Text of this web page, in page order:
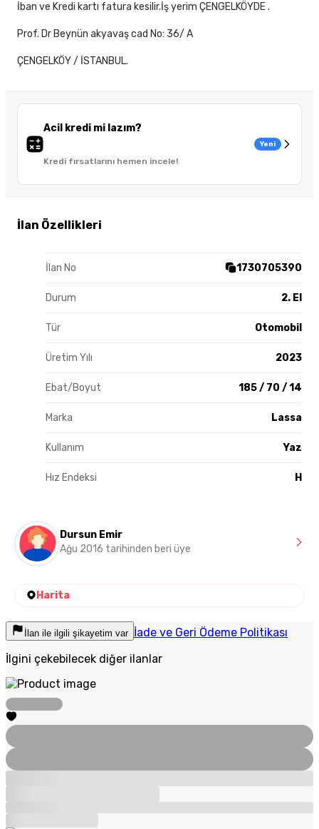
Acil kredi mi lazım?
Kredi fırsatlarını hemen incele!
Yeni
İlan Özellikleri
İlan No 1730705390
Durum 2. El
Tür Otomobil
Üretim Yılı 2023
Ebat/Boyut 185 / 70 / 14
Marka Lassa
Kullanım Yaz
Hız Endeksi H
İban ve Kredi kartı fatura kesilir.İş yerim ÇENGELKÖYDE .
Prof. Dr Beynün akyavaş cad No: 36/ A
ÇENGELKÖY / İSTANBUL.
Dursun Emir
Ağu 2016 tarihinden beri üye
Harita
İlan ile ilgili şikayetim var İade ve Geri Ödeme Politikası
İlgini çekebilecek diğer ilanlar